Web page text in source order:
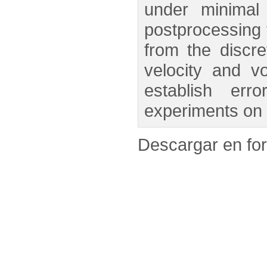
under
from the
velocity and
establish
experiments
Descargar en